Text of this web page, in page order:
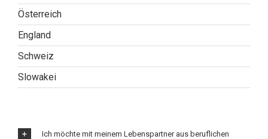
Österreich
England
Schweiz
Slowakei
Ich möchte mit meinem Lebenspartner aus beruflichen